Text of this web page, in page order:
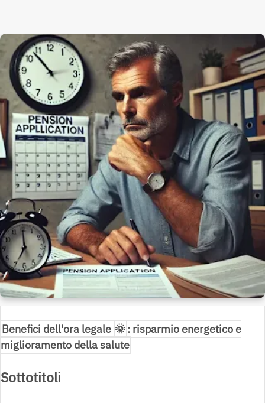
Benefici dell'ora legale 🌞: risparmio energetico e
miglioramento della salute
Sottotitoli